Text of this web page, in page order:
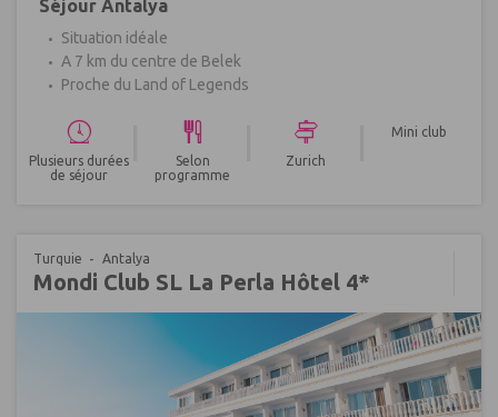
Séjour Antalya
Situation idéale
A 7 km du centre de Belek
Proche du Land of Legends
Plusieurs durées
de séjour
Selon
programme
Zurich
Mini club
Turquie Antalya
Mondi Club SL La Perla Hôtel 4*